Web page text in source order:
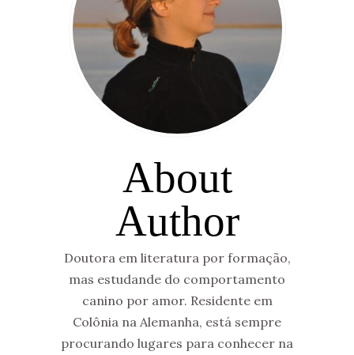
About
Author
Doutora em literatura por formação,
mas estudande do comportamento
canino por amor. Residente em
Colônia na Alemanha, está sempre
procurando lugares para conhecer na